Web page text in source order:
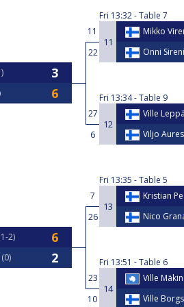
1-2
0
Fri 13:32 Table 7
11
11
Mikko
22
Onni
Fri 13:34 Table 9
27
12
Ville
6
Viljo
Fri 13:35
Table 5
7
13
Kristian
26
Nico
Fri 13:51
Table 6
23
14
Ville
10
Ville